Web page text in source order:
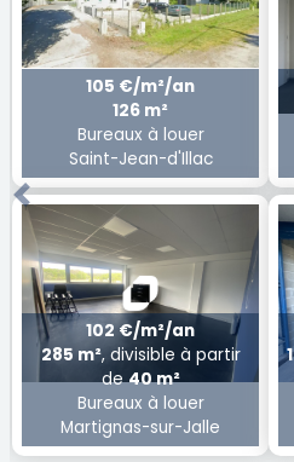
105 €/m²/an
126 m²
Bureaux à louer
Saint-Jean-d'Illac
102 €/m²/an
285 m², divisible à partir
de40 m²
Bureaux à louer
Martignas-sur-Jalle
Previous